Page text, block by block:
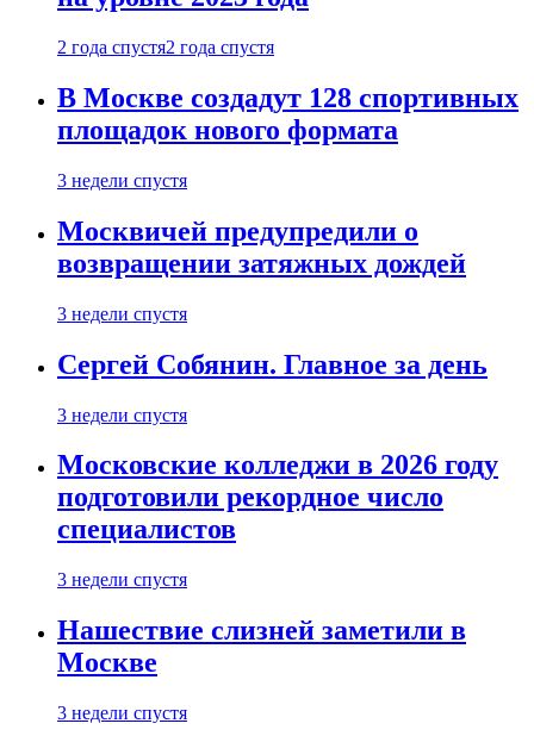
2 года спустя2 года спустя
В Москве создадут 128 спортивных
площадок нового формата
3 недели спустя
Москвичей предупредили о
возвращении затяжных дождей
3 недели спустя
Сергей Собянин. Главное за день
3 недели спустя
Московские колледжи в 2026 году
подготовили рекордное число
специалистов
3 недели спустя
Нашествие слизней заметили в
Москве
3 недели спустя